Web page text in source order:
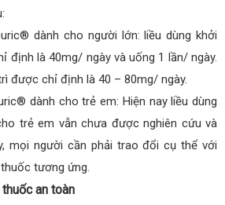
dành cho người lớn: liều dùng khởi
định là 40mg/ ngày và uống 1 lần/ ngày.
được chỉ định là 40 – 80mg/ ngày.
dành cho trẻ em: Hiện nay liều dùng
trẻ em vẫn chưa được nghiên cứu và
mọi người cần phải trao đổi cụ thể với
tương ứng.
an toàn